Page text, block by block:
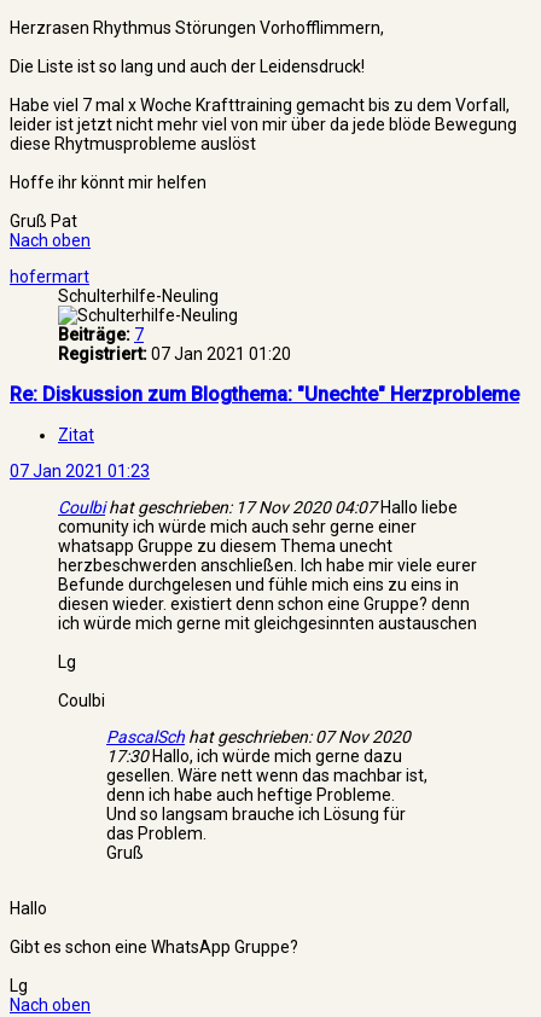
Herzrasen Rhythmus Störungen Vorhofflimmern,
Die Liste ist so lang und auch der Leidensdruck!
Habe viel 7 mal x Woche Krafttraining gemacht bis zu dem Vorfall,
leider ist jetzt nicht mehr viel von mir über da jede blöde Bewegung
diese Rhytmusprobleme auslöst
Hoffe ihr könnt mir helfen
Gruß Pat
Nach oben
hofermart
Schulterhilfe-Neuling
Beiträge: 7
Registriert:07 Jan 2021 01:20
Re: Diskussion zum Blogthema: "Unechte" Herzprobleme
Zitat
07 Jan 2021 01:23
Coulbihat geschrieben: 17 Nov 2020 04:07Hallo liebe
comunity ich würde mich auch sehr gerne einer
whatsapp Gruppe zu diesem Thema unecht
herzbeschwerden anschließen. Ich habe mir viele eurer
Befunde durchgelesen und fühle mich eins zu eins in
diesen wieder. existiert denn schon eine Gruppe? denn
ich würde mich gerne mit gleichgesinnten austauschen
Lg
Coulbi
PascalSch hat geschrieben:07 Nov 2020
17:30Hallo, ich würde mich gerne dazu
gesellen. Wäre nett wenn das machbar ist,
denn ich habe auch heftige Probleme.
Und so langsam brauche ich Lösung für
das Problem.
Gruß
Hallo
Gibt es schon eine WhatsApp Gruppe?
Lg
Nach oben